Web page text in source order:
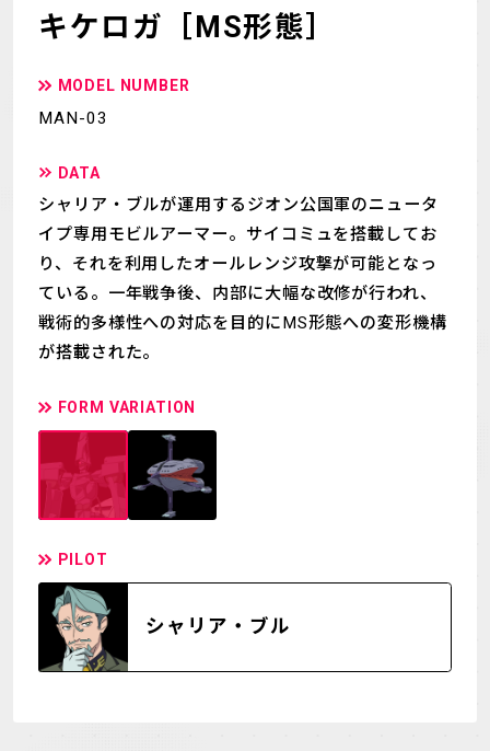
キケロガ［MS形態］
MODEL NUMBER
MAN-03
DATA
シャリア・ブルが運用するジオン公国軍のニュータ
イプ専用モビルアーマー。​サイコミュを搭載してお
り、それを利用したオールレンジ攻撃が可能となっ
ている。一年戦争後、内部に大幅な改修が行われ、
戦術的多様性への対応を目的にMS形態への変形機構
が搭載された。
FORM VARIATION
PILOT
シャリア・ブル